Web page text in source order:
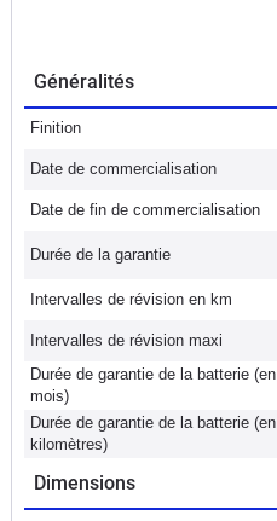
Généralités
Finition
Date de commercialisation
Date de fin de commercialisation
Durée de la garantie
Intervalles de révision en km
Intervalles de révision maxi
Durée de garantie de la batterie (en
mois)
Durée de garantie de la batterie (en
kilomètres)
Dimensions